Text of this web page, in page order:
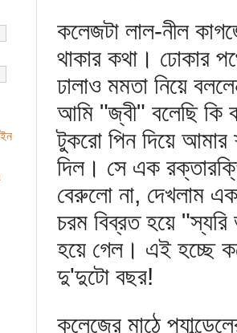
কলেজটা লাল-নীল
থাকার কথা। ঢোকার
ঢালাও মমতা নিয়ে
আমি "জ্বী" বলেছি কি
টুকরো পিন দিয়ে আমার
দিল। সে এক
বেরুলো না, দেখলাম
চরম বিব্রত হয়ে "স্যরি
হয়ে গেল। এই হচ্ছে
দু'দুটো বছর!
কলেজের মাঠে